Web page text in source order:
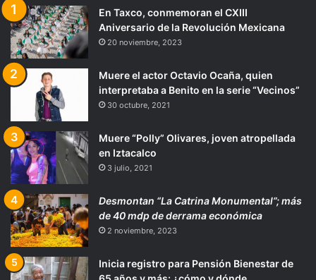
En Taxco, conmemoran el CXIII
Aniversario de la Revolución Mexicana
20 noviembre, 2023
Muere el actor Octavio Ocaña, quien
interpretaba a Benito en la serie “Vecinos”
30 octubre, 2021
Muere “Polly” Olivares, joven atropellada
en Iztacalco
3 julio, 2021
Desmontan “La Catrina Monumental”; más
de 40 mdp de derrama económica
2 noviembre, 2023
Inicia registro para Pensión Bienestar de